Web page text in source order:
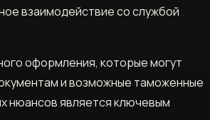
взаимодействие со службой
оформления, которые могут
и возможные таможенные
нюансов является ключевым